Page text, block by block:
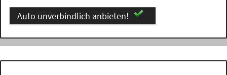
Auto unverbindlich anbieten!